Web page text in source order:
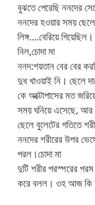
বুঝতে পেরেছি ননদের
ননদের হওয়ার সময়
লিঙ্গ….বেরিয়ে
নিল,চোদা মা
ননদ:শয়তান বের বের
দুধ খাওয়াই নি। ছেলে
কে অক্টোপাসের মত
সময় ঘনিয়ে এসেছে,
ছেলে বুলেটের গতিতে
ননদের শরীরের উপর
পরল।চোদা মা
দুটি শরীর পরস্পরের
করে বলল। ওহ আজ কি